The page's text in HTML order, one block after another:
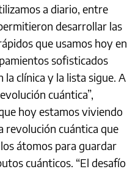
a diario, entre
desarrollar las
que usamos hoy en
sofisticados
clínica y la lista sigue. A
cuántica”,
hoy estamos viviendo
revolución cuántica que
átomos para guardar
cuánticos. “El desafío